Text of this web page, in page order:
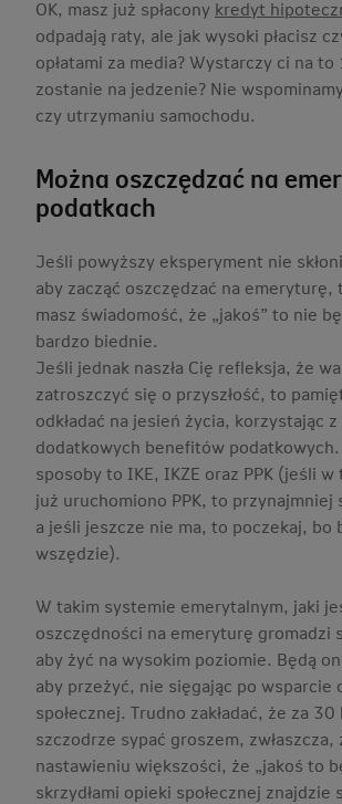
OK, masz już spłacony kredyt
odpadają raty, ale jak wysoki płacisz
opłatami za media? Wystarczy ci na to
zostanie na jedzenie? Nie
czy utrzymaniu samochodu.
Można oszczędzać na
podatkach
Jeśli powyższy eksperyment nie
aby zacząć oszczędzać na emeryturę,
masz świadomość, że „jakoś” to nie
bardzo biednie.
Jeśli jednak naszła Cię refleksja, że
zatroszczyć się o przyszłość, to
odkładać na jesień życia, korzystając
dodatkowych benefitów
sposoby to IKE, IKZE oraz PPK (jeśli
już uruchomiono PPK, to przynajmniej
a jeśli jeszcze nie ma, to poczekaj, bo
wszędzie).
W takim systemie emerytalnym, jaki
oszczędności na emeryturę gromadzi
aby żyć na wysokim poziomie. Będą
aby przeżyć, nie sięgając po wsparcie
społecznej. Trudno zakładać, że za
szczodrze sypać groszem, zwłaszcza,
nastawieniu większości, że „jakoś to
skrzydłami opieki społecznej znajdzie